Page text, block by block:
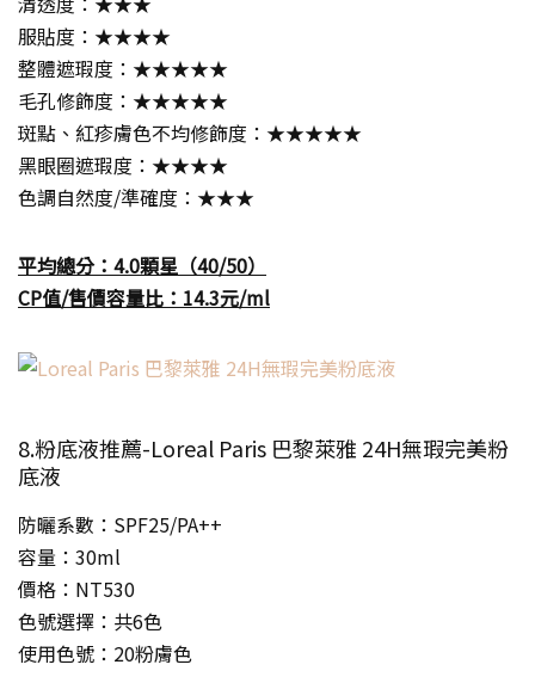
服貼度：★★★★
整體遮瑕度：★★★★★
毛孔修飾度：★★★★★
斑點、紅疹膚色不均修飾度：★★★★★
黑眼圈遮瑕度：★★★★
色調自然度/準確度：★★★
平均總分：4.0顆星（40/50）
CP值/售價容量比：14.3元/ml
8.粉底液推薦-Loreal Paris 巴黎萊雅 24H無瑕完美粉
底液
防曬系數：SPF25/PA++
容量：30ml
價格：NT530
色號選擇：共6色
使用色號：20粉膚色